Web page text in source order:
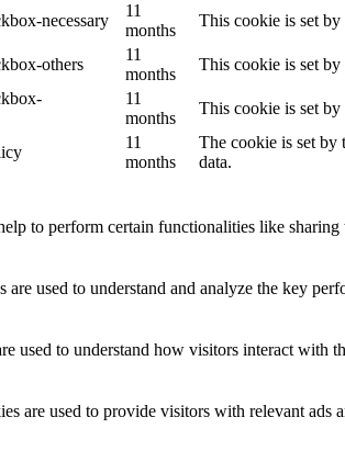
necessary
11
months
This cookie is set
others
11
months
This cookie is set
11
months
This cookie is set
11
months
The cookie is set by
data.
to perform certain functionalities like
are used to understand and analyze the key
used to understand how visitors interact with
are used to provide visitors with relevant ads